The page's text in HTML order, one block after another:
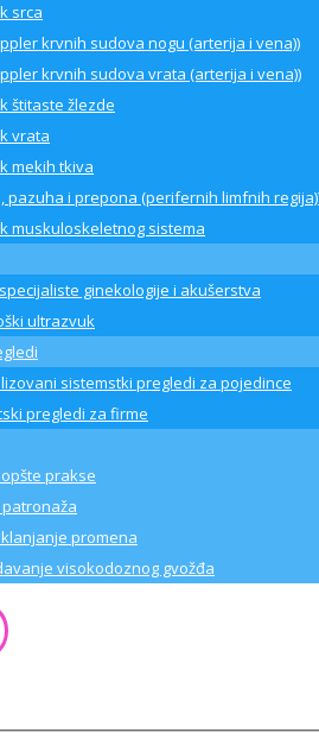
srca
krvnih sudova nogu (arterija i vena))
krvnih sudova vrata (arterija i vena))
štitaste žlezde
vrata
mekih tkiva
pazuha i prepona (perifernih limfnih
muskuloskeletnog sistema
ginekologije i akušerstva
ultrazvuk
sistemstki pregledi za pojedince
pregledi za firme
prakse
promena
visokodoznog gvožđa